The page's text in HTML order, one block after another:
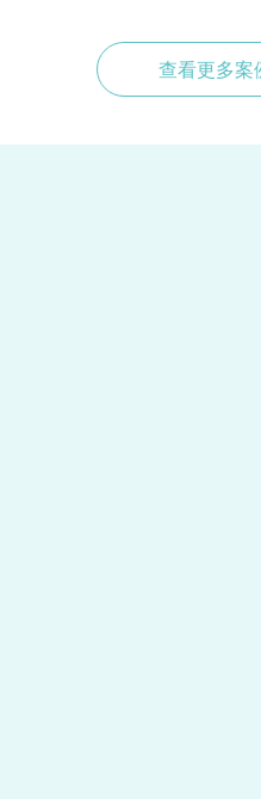
查看更多案